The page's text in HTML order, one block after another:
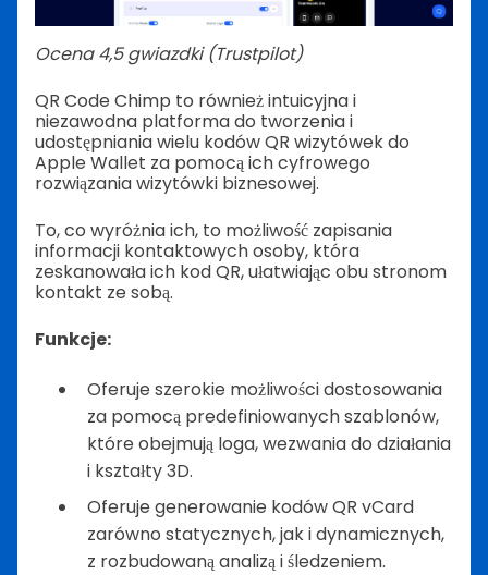
Ocena 4,5 gwiazdki (Trustpilot)
QR Code Chimp to również intuicyjna i
niezawodna platforma do tworzenia i
udostępniania wielu kodów QR wizytówek do
Apple Wallet za pomocą ich cyfrowego
rozwiązania wizytówki biznesowej.
To, co wyróżnia ich, to możliwość zapisania
informacji kontaktowych osoby, która
zeskanowała ich kod QR, ułatwiając obu stronom
kontakt ze sobą.
Funkcje:
Oferuje szerokie możliwości dostosowania
za pomocą predefiniowanych szablonów,
które obejmują loga, wezwania do działania
i kształty 3D.
Oferuje generowanie kodów QR vCard
zarówno statycznych, jak i dynamicznych,
z rozbudowaną analizą i śledzeniem.